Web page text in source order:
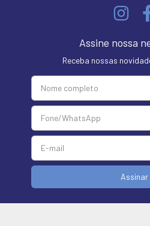
Assine nossa
Receba nossas